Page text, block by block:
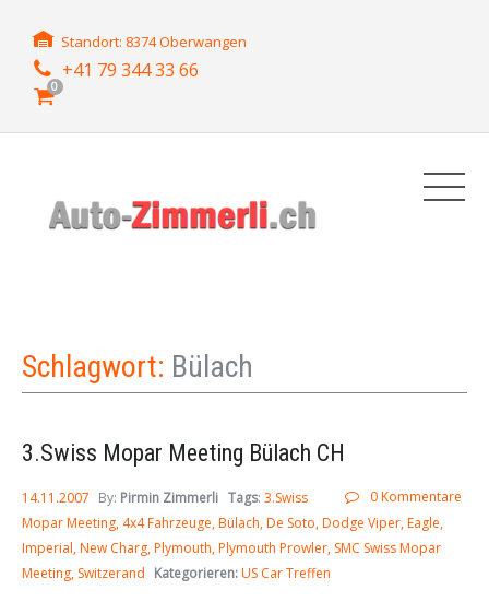
Standort: 8374 Oberwangen
+41 79 344 33 66
0
Schlagwort: Bülach
3.Swiss Mopar Meeting Bülach CH
0 Kommentare
14.11.2007 By: Pirmin Zimmerli Tags: 3.Swiss
Mopar Meeting 4x4 Fahrzeuge Bülach De Soto Dodge Viper Eagle
Imperial New Charg Plymouth Plymouth Prowler SMC Swiss Mopar
Meeting Switzerand Kategorieren:US Car Treffen